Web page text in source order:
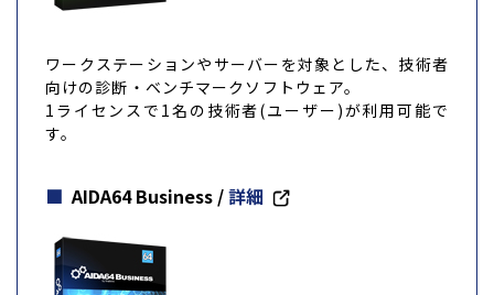
ワークステーションやサーバーを対象とした、技術者
向けの診断・ベンチマークソフトウェア。
1ライセンスで1名の技術者(ユーザー)が利用可能で
す。
AIDA64 Business /詳細